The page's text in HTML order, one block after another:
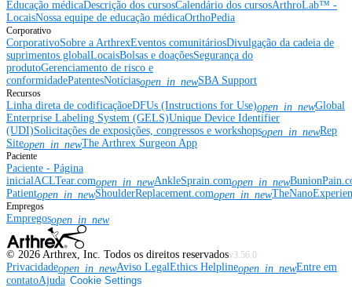
Educação médicaDescrição dos cursosCalendário dos cursosArthroLab™ -
LocaisNossa equipe de educação médicaOrthoPedia
Corporativo
CorporativoSobre a ArthrexEventos comunitáriosDivulgação da cadeia de
suprimentos globalLocaisBolsas e doaçõesSegurança do
produtoGerenciamento de risco e
conformidadePatentesNotíciasopen_in_newSBA Support
Recursos
Linha direta de codificaçãoeDFUs (Instructions for Use)open_in_newGlobal
Enterprise Labeling System (GELS)Unique Device Identifier
(UDI)Solicitações de exposições, congressos e workshopsopen_in_newRep
Siteopen_in_newThe Arthrex Surgeon App
Paciente
Paciente - Página
inicial ACLTear.comopen_in_newAnkleSprain.comopen_in_new
Patientopen_in_newShoulderReplacement.comopen_in_new
Empregos
Empregosopen_in_new
© 2026 Arthrex, Inc. Todos os direitos reservadosv3.56.0
Privacidadeopen_in_newAviso LegalEthics Helplineopen_in_newEntre em
contatoAjuda Cookie Settings